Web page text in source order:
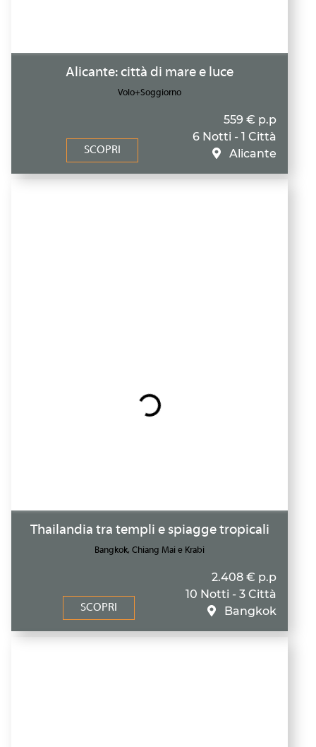
Alicante: città di mare e luce
Volo+Soggiorno
SCOPRI
559 € p.p
6 Notti - 1 Città
Alicante
Thailandia tra templi e spiagge tropicali
Bangkok, Chiang Mai e Krabi
SCOPRI
2.408 € p.p
10 Notti - 3 Città
Bangkok